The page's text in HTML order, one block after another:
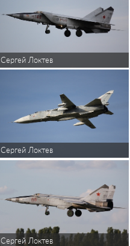
Сергей Локтев
Сергей Локтев
Сергей Локтев